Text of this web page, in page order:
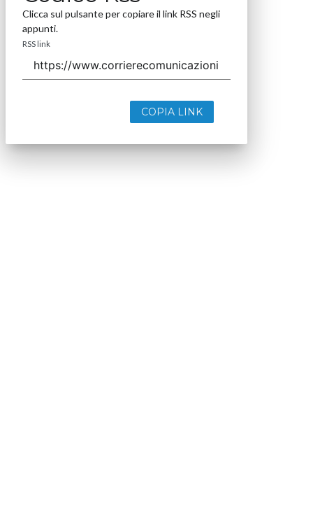
Clicca sul pulsante per copiare il link RSS negli
appunti.
RSS link
COPIA LINK